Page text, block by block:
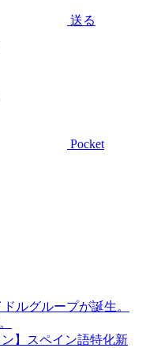
送る
Pocket
ルグループが誕生。
ン】スペイン語特化新